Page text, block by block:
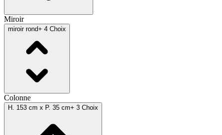
Miroir
miroir rond+ 4 Choix
Colonne
H. 153 cm x P. 35 cm+ 3 Choix